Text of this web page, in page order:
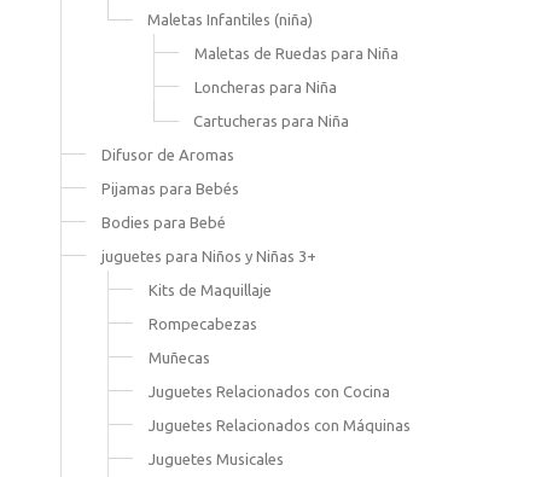
Maletas Infantiles (niña)
Maletas de Ruedas para Niña
Loncheras para Niña
Cartucheras para Niña
Difusor de Aromas
Pijamas para Bebés
Bodies para Bebé
juguetes para Niños y Niñas 3+
Kits de Maquillaje
Rompecabezas
Muñecas
Juguetes Relacionados con Cocina
Juguetes Relacionados con Máquinas
Juguetes Musicales